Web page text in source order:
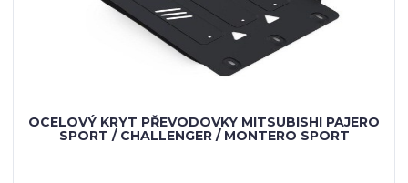
OCELOVÝ KRYT PŘEVODOVKY MITSUBISHI PAJERO
SPORT / CHALLENGER / MONTERO SPORT